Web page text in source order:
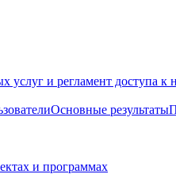
услуг и регламент доступа к
Основные результаты
и программах